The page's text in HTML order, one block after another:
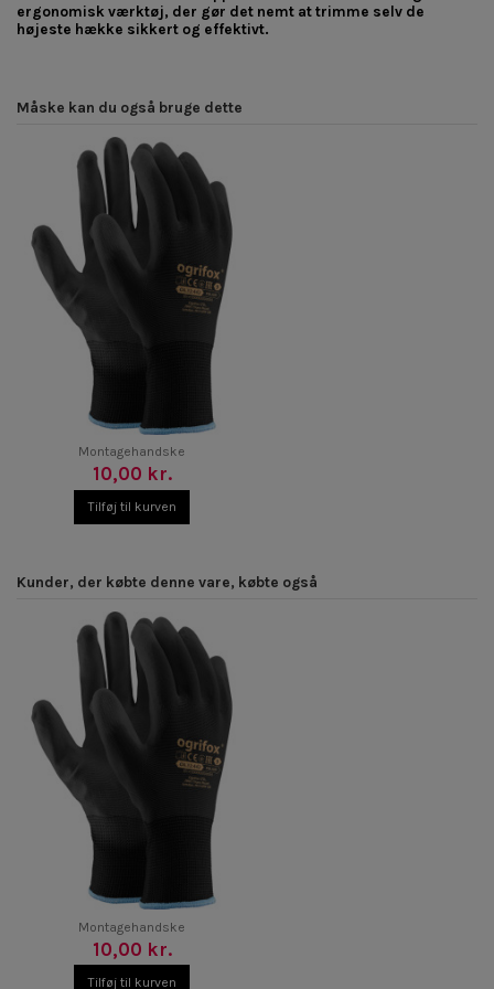
ergonomisk værktøj, der gør det nemt at trimme selv de
højeste hække sikkert og effektivt.
Måske kan du også bruge dette
Montagehandske
10,00 kr.
Tilføj til kurven
Kunder, der købte denne vare, købte også
Montagehandske
10,00 kr.
Tilføj til kurven